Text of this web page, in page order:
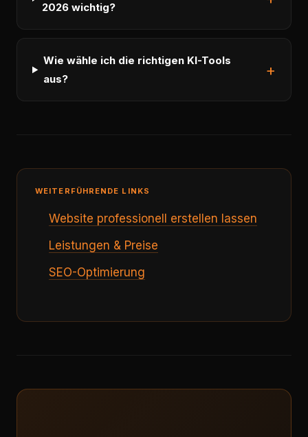
2026 wichtig?
Wie wähle ich die richtigen KI-Tools
aus?
WEITERFÜHRENDE LINKS
Website professionell erstellen lassen
Leistungen & Preise
SEO-Optimierung